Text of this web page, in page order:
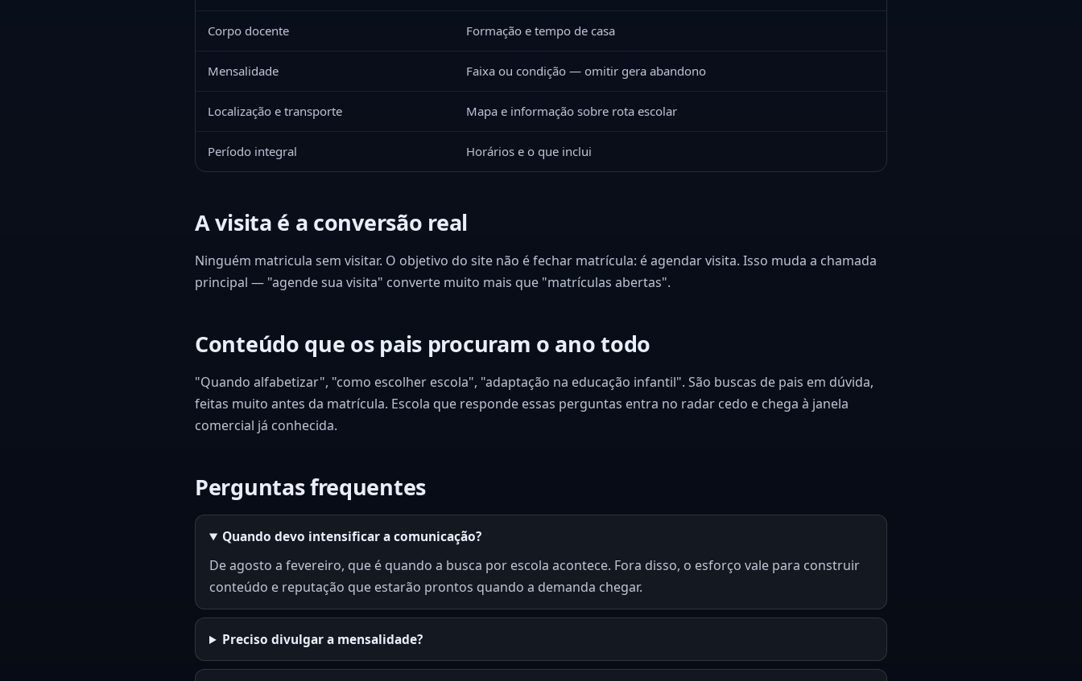
Corpo docente Formação e tempo de casa
Mensalidade Faixa ou condição — omitir gera abandono
Localização e transporte Mapa e informação sobre rota escolar
Período integral Horários e o que inclui
A visita é a conversão real
Ninguém matricula sem visitar. O objetivo do site não é fechar matrícula: é agendar visita. Isso muda a chamada
principal — "agende sua visita" converte muito mais que "matrículas abertas".
Conteúdo que os pais procuram o ano todo
"Quando alfabetizar", "como escolher escola", "adaptação na educação infantil". São buscas de pais em dúvida,
feitas muito antes da matrícula. Escola que responde essas perguntas entra no radar cedo e chega à janela
comercial já conhecida.
Perguntas frequentes
Quando devo intensificar a comunicação?
De agosto a fevereiro, que é quando a busca por escola acontece. Fora disso, o esforço vale para construir
conteúdo e reputação que estarão prontos quando a demanda chegar.
Preciso divulgar a mensalidade?